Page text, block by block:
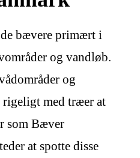
bævere primært i
og vandløb.
og
med træer at
som Bæver
at spotte disse